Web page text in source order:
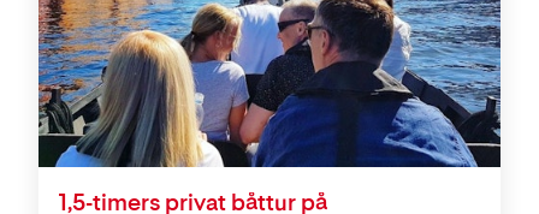
1,5-timers privat båttur på